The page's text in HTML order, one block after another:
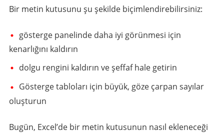
Bir metin kutusunu şu şekilde biçimlendirebilirsiniz:
gösterge panelinde daha iyi görünmesi için
kenarlığını kaldırın
dolgu rengini kaldırın ve şeffaf hale getirin
Gösterge tabloları için büyük, göze çarpan sayılar
oluşturun
Bugün, Excel’de bir metin kutusunun nasıl ekleneceği